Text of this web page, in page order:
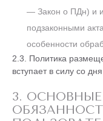
— Закон о ПДн) и
подзаконными
особенности
2.3. Политика
вступает в силу со
3.